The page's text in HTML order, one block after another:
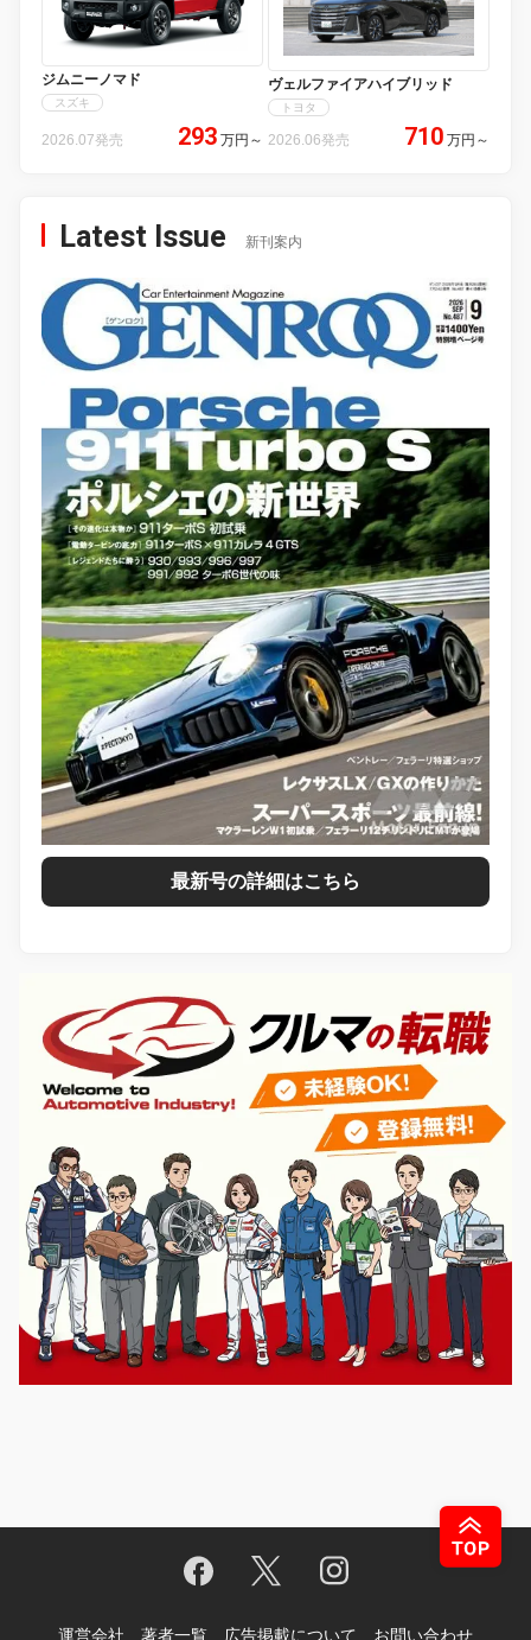
ジムニーノマド
スズキ
2026.07発売 293 万円 ～
ヴェルファイアハイブリッド
トヨタ
2026.06発売 710 万円 ～
Latest Issue 新刊案内
最新号の詳細はこちら
運営会社 著者一覧 広告掲載について お問い合わせ